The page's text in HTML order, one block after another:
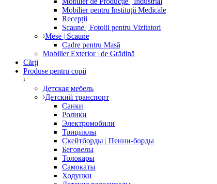
Mobilier pentru Instituții Medicale
Recepții
Scaune | Fotolii pentru Vizitatori
Mese | Scaune
Cadre pentru Masă
Mobilier Exterior | de Grădină
Cărți
Produse pentru copii
Детская мебель
Детский транспорт
Санки
Ролики
Электромобили
Трициклы
Скейтборды | Пенни-борды
Беговелы
Толокары
Самокаты
Ходунки